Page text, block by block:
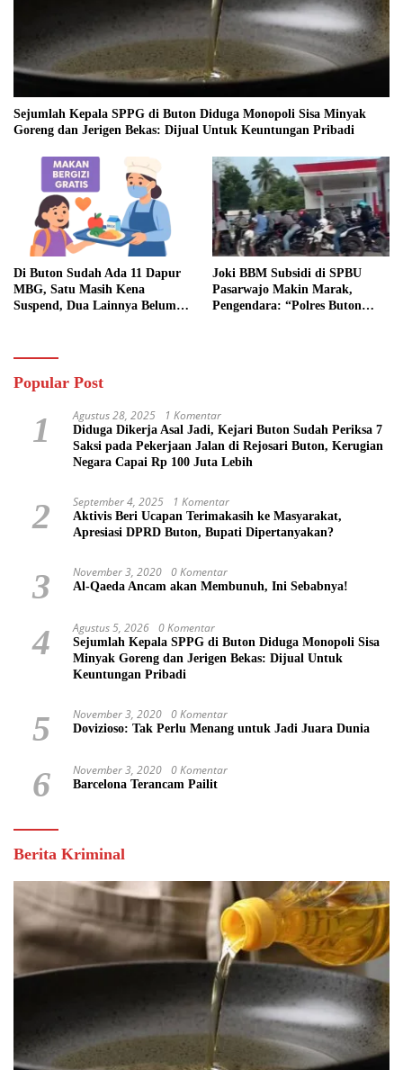
Sejumlah Kepala SPPG di Buton Diduga Monopoli Sisa Minyak
Goreng dan Jerigen Bekas: Dijual Untuk Keuntungan Pribadi
Di Buton Sudah Ada 11 Dapur
MBG, Satu Masih Kena
Suspend, Dua Lainnya Belum
Joki BBM Subsidi di SPBU
Pasarwajo Makin Marak,
Pengendara: “Polres Buton
Popular Post
1 Agustus 28, 2025 1 Komentar
Diduga Dikerja Asal Jadi, Kejari Buton Sudah Periksa 7
Saksi pada Pekerjaan Jalan di Rejosari Buton, Kerugian
Negara Capai Rp 100 Juta Lebih
2 September 4, 2025 1 Komentar
Aktivis Beri Ucapan Terimakasih ke Masyarakat,
Apresiasi DPRD Buton, Bupati Dipertanyakan?
3 November 3, 2020 0 Komentar
Al-Qaeda Ancam akan Membunuh, Ini Sebabnya!
4 Agustus 5, 2026 0 Komentar
Sejumlah Kepala SPPG di Buton Diduga Monopoli Sisa
Minyak Goreng dan Jerigen Bekas: Dijual Untuk
Keuntungan Pribadi
5 November 3, 2020 0 Komentar
Dovizioso: Tak Perlu Menang untuk Jadi Juara Dunia
6 November 3, 2020 0 Komentar
Barcelona Terancam Pailit
Berita Kriminal